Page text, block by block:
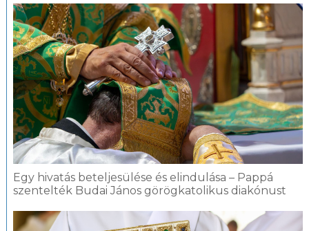
Egy hivatás beteljesülése és elindulása – Pappá
szentelték Budai János görögkatolikus diakónust